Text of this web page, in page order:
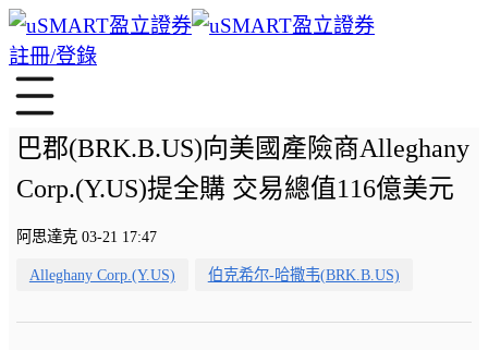
註冊/登錄
巴郡(BRK.B.US)向美國產險商Alleghany
Corp.(Y.US)提全購 交易總值116億美元
阿思達克 03-21 17:47
Alleghany Corp.(Y.US) 伯克希尔-哈撒韦(BRK.B.US)